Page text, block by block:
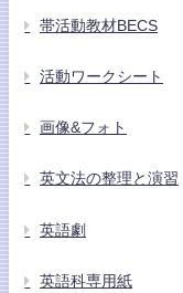
帯活動教材BECS
活動ワークシート
画像&フォト
英文法の整理と演習
英語劇
英語科専用紙